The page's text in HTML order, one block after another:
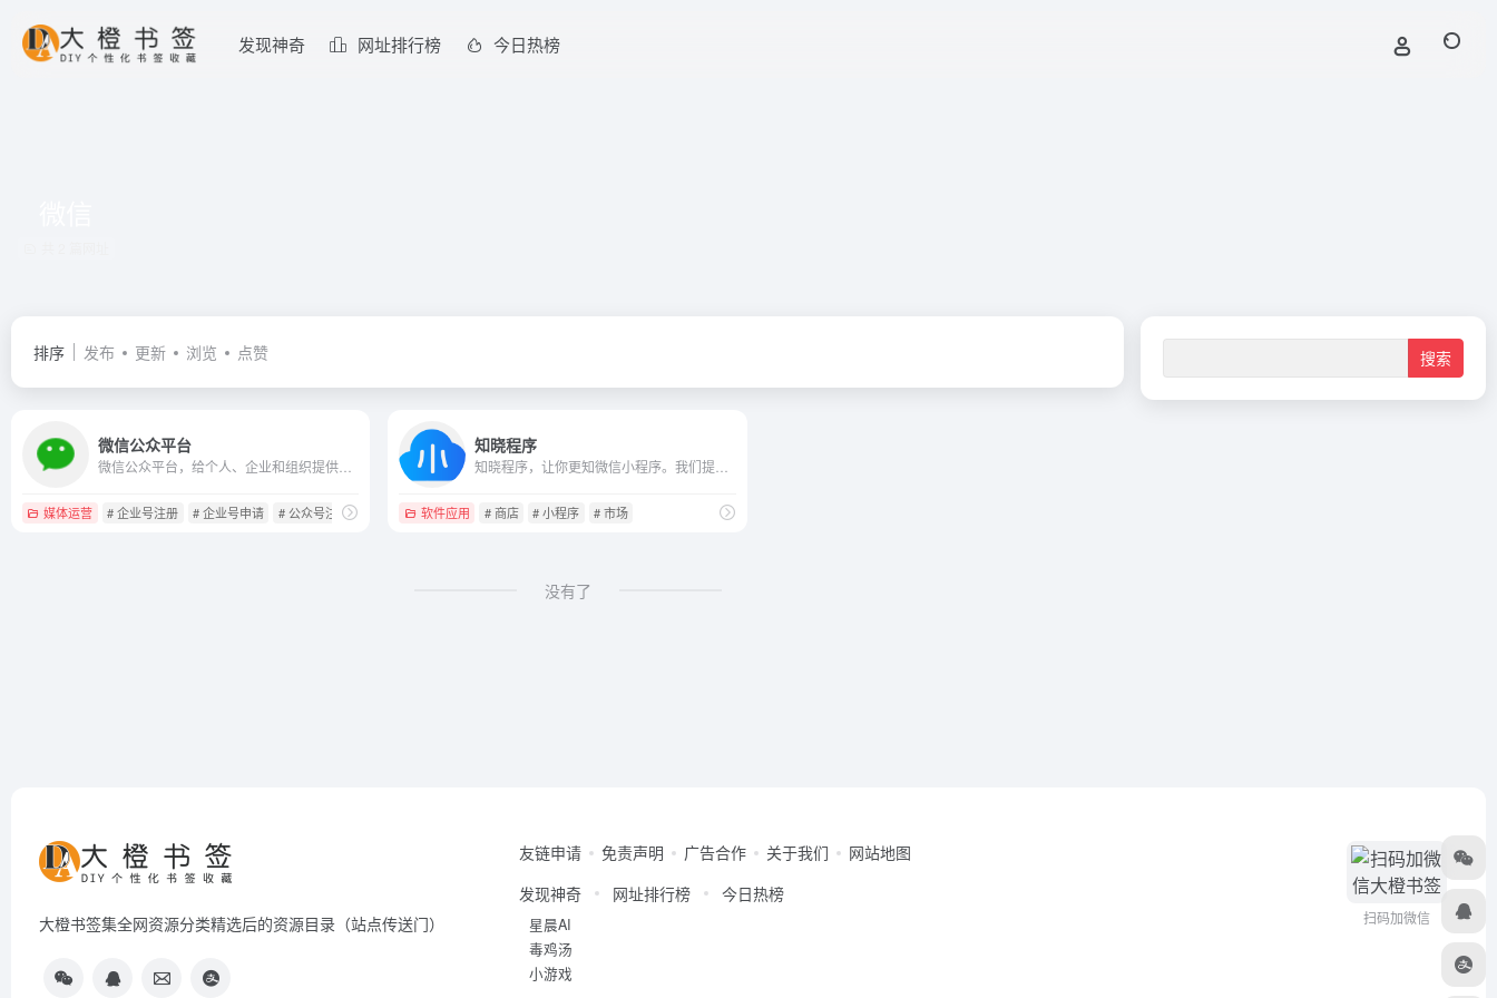
发现神奇 网址排行榜 今日热榜
排序 发布 更新 浏览 点赞
微信公众平台
媒体运营 # 企业号注册 # 企业号申请 # 公众号注册
知晓程序
软件应用 # 商店 # 小程序 # 市场
没有了
大橙书签集全网资源分类精选后的资源目录（站点传送门）
友链申请 免责声明 广告合作 关于我们
网站地图
发现神奇
星晨AI
毒鸡汤
小游戏
网址排行榜 今日热榜
扫码加微信